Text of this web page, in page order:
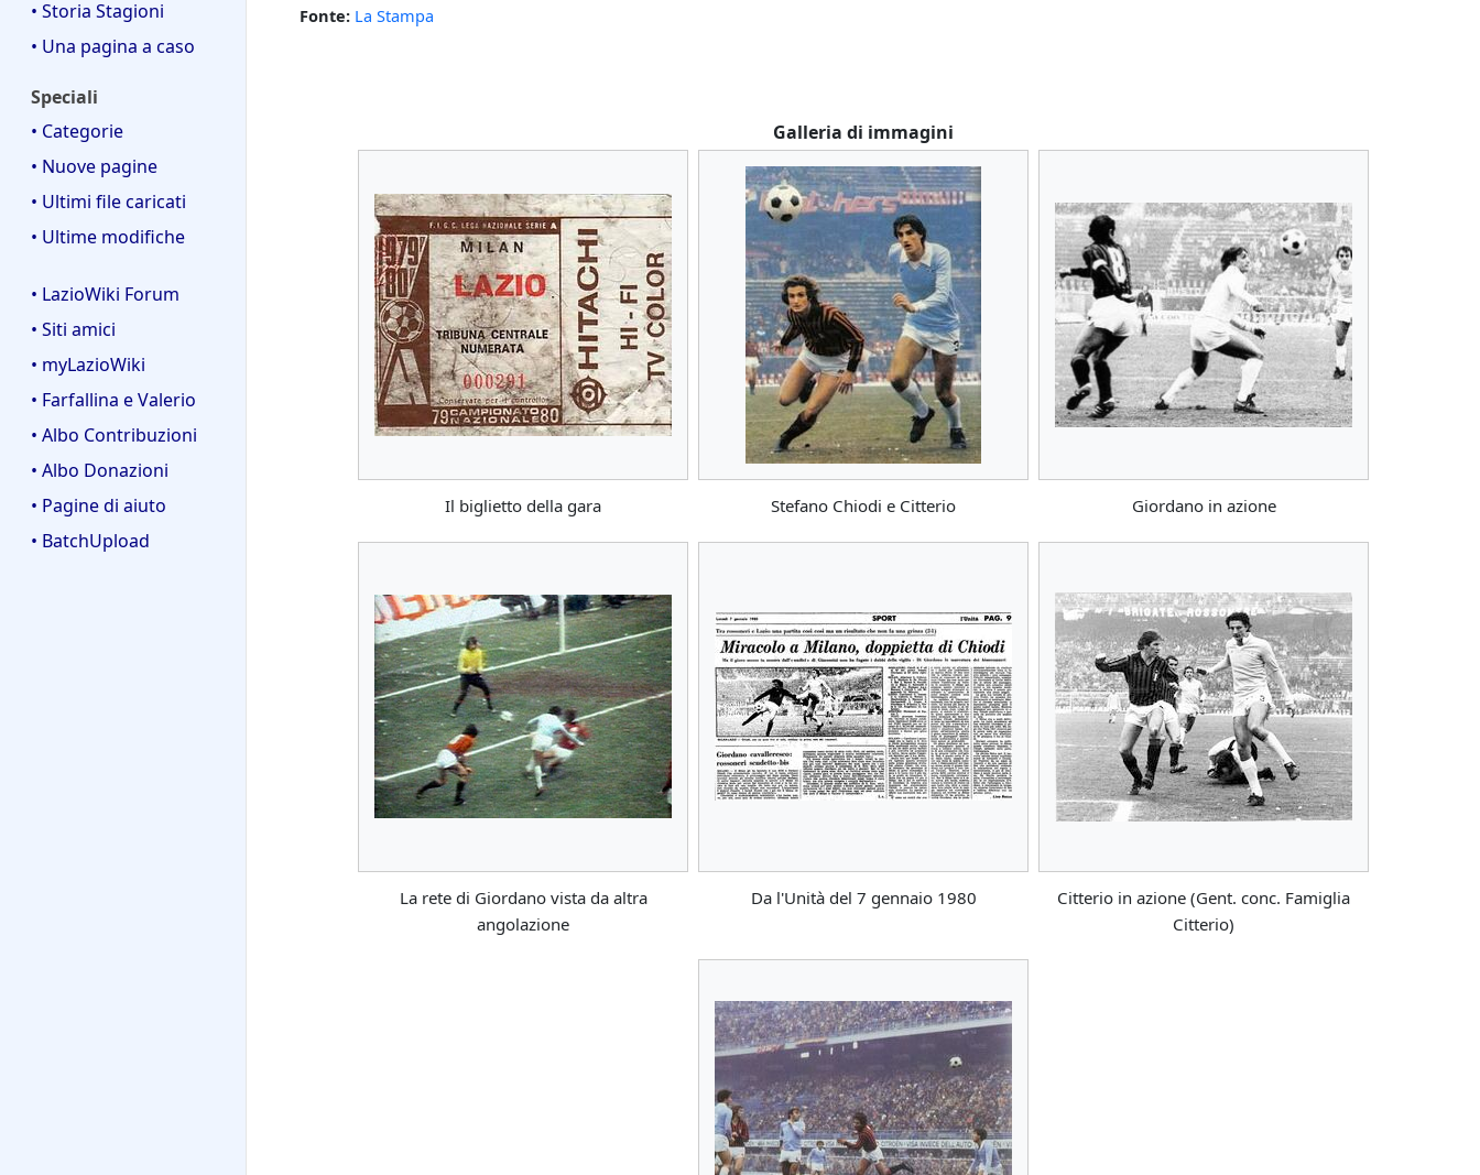
• Storia Stagioni
• Una pagina a caso
Speciali
• Categorie
• Nuove pagine
• Ultimi file caricati
• Ultime modifiche
• LazioWiki Forum
• Siti amici
• myLazioWiki
• Farfallina e Valerio
• Albo Contribuzioni
• Albo Donazioni
• Pagine di aiuto
• BatchUpload
Fonte: La Stampa
Galleria di immagini
Il biglietto della gara Stefano Chiodi e Citterio Giordano in azione
La rete di Giordano vista da altra
angolazione
Da l'Unità del 7 gennaio 1980
Citterio in azione (Gent. conc. Famiglia
Citterio)